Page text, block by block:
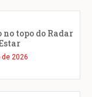
no topo do Radar
de 2026